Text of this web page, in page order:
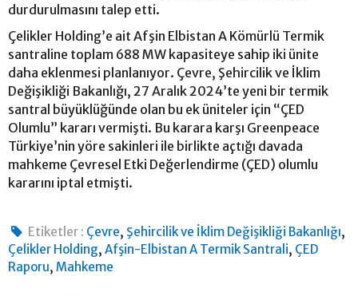
durdurulmasını talep etti.
Çelikler Holding’e ait Afşin Elbistan A Kömürlü Termik
santraline toplam 688 MW kapasiteye sahip iki ünite
daha eklenmesi planlanıyor. Çevre, Şehircilik ve İklim
Değişikliği Bakanlığı, 27 Aralık 2024’te yeni bir termik
santral büyüklüğünde olan bu ek üniteler için “ÇED
Olumlu” kararı vermişti. Bu karara karşı Greenpeace
Türkiye’nin yöre sakinleri ile birlikte açtığı davada
mahkeme Çevresel Etki Değerlendirme (ÇED) olumlu
kararını iptal etmişti.
Etiketler : Çevre, Şehircilik ve İklim Değişikliği Bakanlığı,
Çelikler Holding, Afşin-Elbistan A Termik Santrali, ÇED
Raporu, Mahkeme